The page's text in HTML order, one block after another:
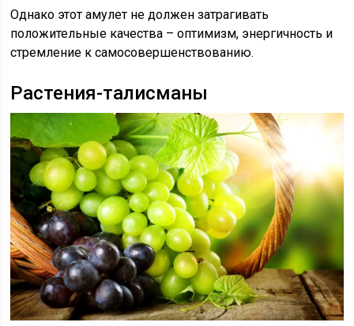
Однако этот амулет не должен затрагивать
положительные качества – оптимизм, энергичность и
стремление к самосовершенствованию.
Растения-талисманы